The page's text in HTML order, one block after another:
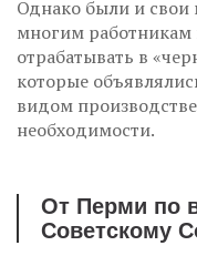
Однако были и свои
многим работникам
отрабатывать в
которые
видом
необходимости.
От Перми по
Советскому